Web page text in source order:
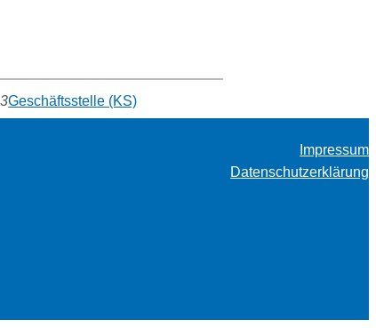
Geschäftsstelle (KS)
Impressum
Datenschutzerklärung